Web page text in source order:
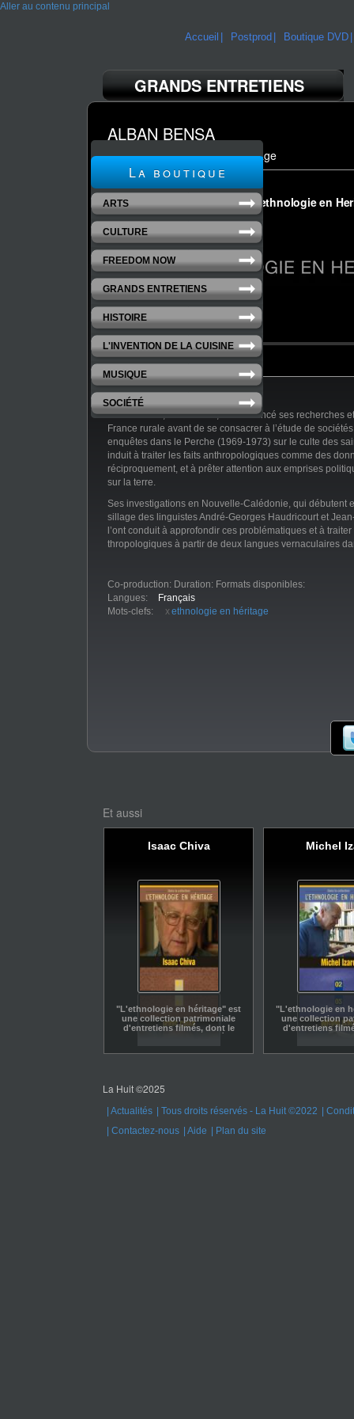
Aller au contenu principal
Accueil Postprod Boutique DVD
GRANDS ENTRETIENS
ALBAN BENSA
Collection l'ethnologie en héritage
Alban Bensa, né en 1948, a commencé ses recherches
France rurale avant de se consacrer à l’étude de
enquêtes dans le Perche (1969-1973) sur le culte des
induit à traiter les faits anthropologiques comme des
réciproquement, et à prêter attention aux emprises
sur la terre.
Ses investigations en Nouvelle-Calédonie, qui débutent
sillage des linguistes André-Georges Haudricourt et
l’ont conduit à approfondir ces problématiques et à
thropologiques à partir de deux langues vernaculaires
acteurs les organisations sociales et politiques des
langues paicî et cèmuhî au centre de la Grande Terre.
Ses enseignements à l’Université Paris-V-Sorbonne
Co-production: Duration: Formats disponibles:
Langues:
Français
Mots-clefs:
ethnologie en héritage
Et aussi
Isaac Chiva
"L'ethnologie en héritage" est
une collection patrimoniale
d'entretiens filmés, dont le
et d'anthropologues français
courants et institutions de
l'ethnologie française.
complète sur notre site.
Michel
"L'ethnologie en
une collection
d'entretiens
et
complète sur
La boutique
ARTS
CULTURE
FREEDOM NOW
GRANDS ENTRETIENS
HISTOIRE
L'INVENTION DE LA CUISINE
MUSIQUE
SOCIÉTÉ
La Huit ©2025
Actualités Tous droits réservés - La Huit ©2022
Contactez-nous
Aide Plan du site